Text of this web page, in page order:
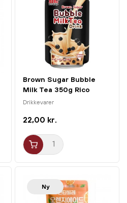
Brown Sugar Bubble
Milk Tea 350g Rico
Drikkevarer
22,00 kr.
Ny